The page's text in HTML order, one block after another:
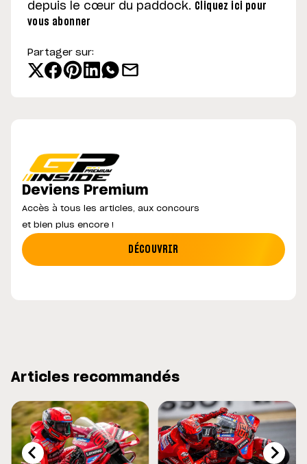
depuis le cœur du paddock. Cliquez ici pour
vous abonner
Partager sur:
Deviens Premium
Accès à tous les articles, aux concours
et bien plus encore !
DÉCOUVRIR
Articles recommandés